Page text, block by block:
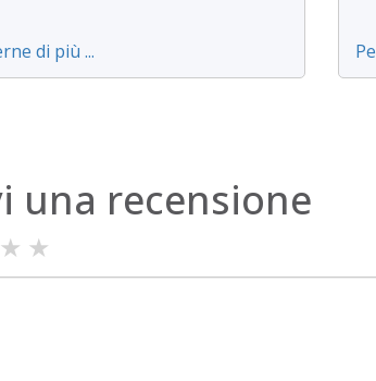
di più ...
una recensione
★ ★